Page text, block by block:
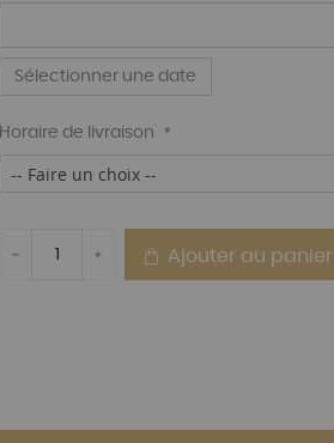
Sélectionner une date
Horaire de livraison
Ajouter au panier